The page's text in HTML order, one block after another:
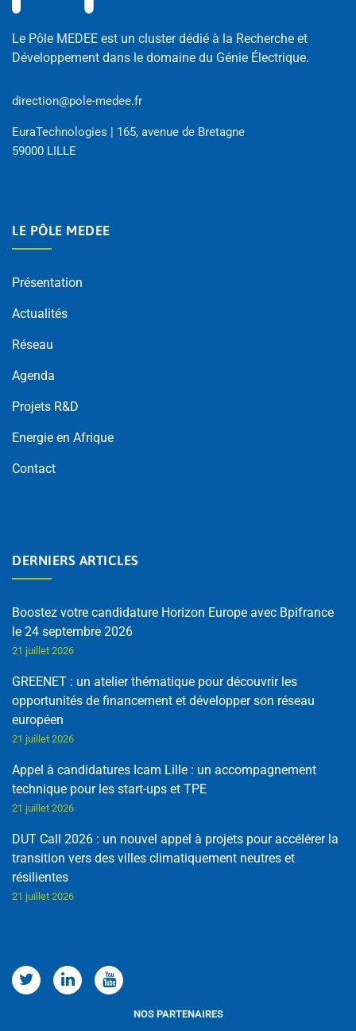
Le Pôle MEDEE est un cluster dédié à la Recherche et
Développement dans le domaine du Génie Électrique.
direction@pole-medee.fr
EuraTechnologies | 165, avenue de Bretagne
59000 LILLE
LE PÔLE MEDEE
Présentation
Actualités
Réseau
Agenda
Projets R&D
Energie en Afrique
Contact
DERNIERS ARTICLES
Boostez votre candidature Horizon Europe avec Bpifrance
le 24 septembre 2026
21 juillet 2026
GREENET : un atelier thématique pour découvrir les
opportunités de financement et développer son réseau
européen
21 juillet 2026
Appel à candidatures Icam Lille : un accompagnement
technique pour les start-ups et TPE
21 juillet 2026
DUT Call 2026 : un nouvel appel à projets pour accélérer la
transition vers des villes climatiquement neutres et
résilientes
21 juillet 2026